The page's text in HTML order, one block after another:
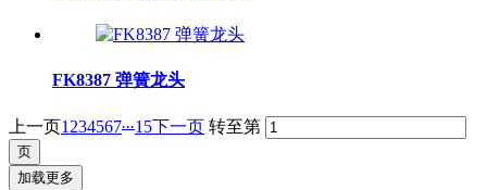
FK8387 弹簧龙头
上一页1 234567...15下一页 转至第
加载更多